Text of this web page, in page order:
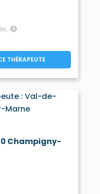
THÉRAPEUTE
Champigny-